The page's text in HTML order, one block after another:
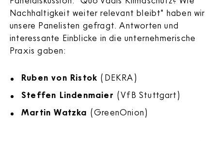
Nachhaltigkeit weiter relevant bleibt" haben wir
unsere Panelisten gefragt. Antworten und
interessante Einblicke in die unternehmerische
Praxis gaben:
Ruben von Ristok (DEKRA)
Steffen Lindenmaier (VfB Stuttgart)
Martin Watzka (GreenOnion)